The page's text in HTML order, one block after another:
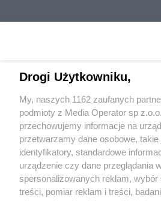
Wydawca mediówlokalnych
Nie zapomnij
zapoznać się z:
polityką prywatności
Drogi Użytkowniku,
My, naszych 1162 zaufanych
podmioty z Media Operator sp
przechowujemy informacje na
przetwarzamy dane osobowe, takie
identyfikatory, standardowe
urządzenie czy dane przeglądania
spersonalizowanych reklam,
treści, pomiar reklam i treści,